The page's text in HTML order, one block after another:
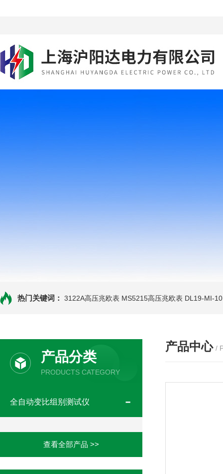
热门关键词： 3122A高压兆欧表 MS5215高压兆欧表 DL19-MI-
产品分类
PRODUCTS CATEGORY
全自动变比组别测试仪
查看全部产品 >>
产品中心 /